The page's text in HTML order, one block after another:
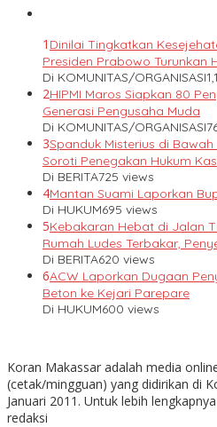
1 Dinilai Tingkatkan
Presiden Prabowo Turunkan
Di KOMUNITAS/ORGANISASI
2HIPMI Maros Siapkan 80
Generasi Pengusaha Muda
Di KOMUNITAS/ORGANISASI
3Spanduk Misterius di
Soroti Penegakan Hukum
Di BERITA725 views
4Mantan Suami Laporkan
Di HUKUM695 views
5Kebakaran Hebat di Jalan
Rumah Ludes Terbakar,
Di BERITA620 views
6ACW Laporkan Dugaan
Beton ke Kejari Parepare
Di HUKUM600 views
Koran Makassar adalah media
(cetak/mingguan) yang didirikan di
Januari 2011. Untuk lebih
redaksi